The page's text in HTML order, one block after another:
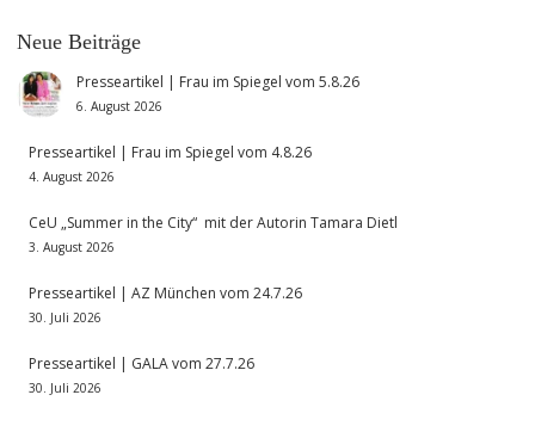
Neue Beiträge
Presseartikel | Frau im Spiegel vom 5.8.26
6. August 2026
Presseartikel | Frau im Spiegel vom 4.8.26
4. August 2026
CeU „Summer in the City“ mit der Autorin Tamara Dietl
3. August 2026
Presseartikel | AZ München vom 24.7.26
30. Juli 2026
Presseartikel | GALA vom 27.7.26
30. Juli 2026